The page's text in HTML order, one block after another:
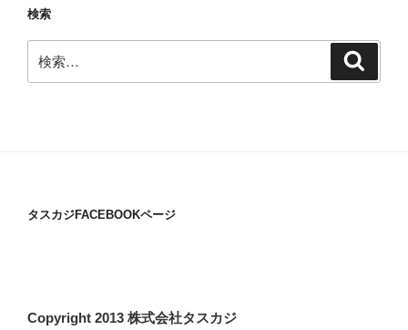
検索
索:
タスカジFACEBOOKページ
Copyright 2013 株式会社タスカジ